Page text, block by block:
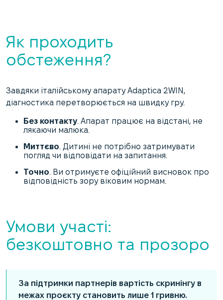
Як проходить
обстеження?
Завдяки італійському апарату Adaptica 2WIN,
діагностика перетворюється на швидку гру.
Без контакту. Апарат працює на відстані, не
лякаючи малюка.
Миттєво. Дитині не потрібно затримувати
погляд чи відповідати на запитання.
Точно. Ви отримуєте офіційний висновок про
відповідність зору віковим нормам.
Умови участі:
безкоштовно та прозоро
За підтримки партнерів вартість скринінгу в
межах проєкту становить лише 1 гривню.